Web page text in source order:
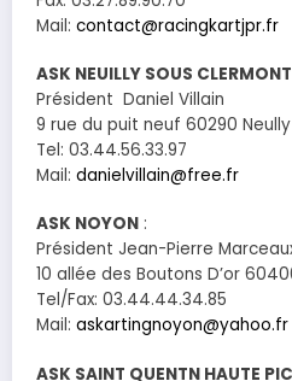
Mail: contact@racingkartjpr.fr
ASK NEUILLY SOUS CLERMONT
Président Daniel Villain
9 rue du puit neuf 60290
Tel: 03.44.56.33.97
Mail: danielvillain@free.fr
ASK NOYON :
Président Jean-Pierre
10 allée des Boutons D’or
Tel/Fax: 03.44.44.34.85
Mail: askartingnoyon@yahoo.fr
ASK SAINT QUENTN HAUTE